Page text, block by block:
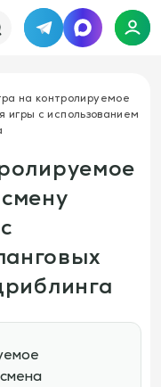
TelegramMAX
на контролируемое
с использованием